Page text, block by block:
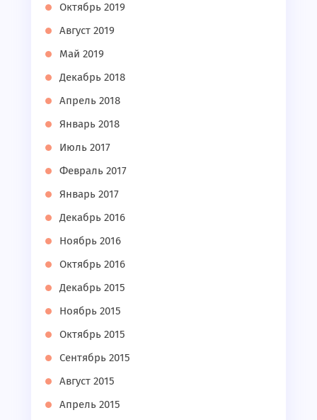
Октябрь 2019
Август 2019
Май 2019
Декабрь 2018
Апрель 2018
Январь 2018
Июль 2017
Февраль 2017
Январь 2017
Декабрь 2016
Ноябрь 2016
Октябрь 2016
Декабрь 2015
Ноябрь 2015
Октябрь 2015
Сентябрь 2015
Август 2015
Апрель 2015